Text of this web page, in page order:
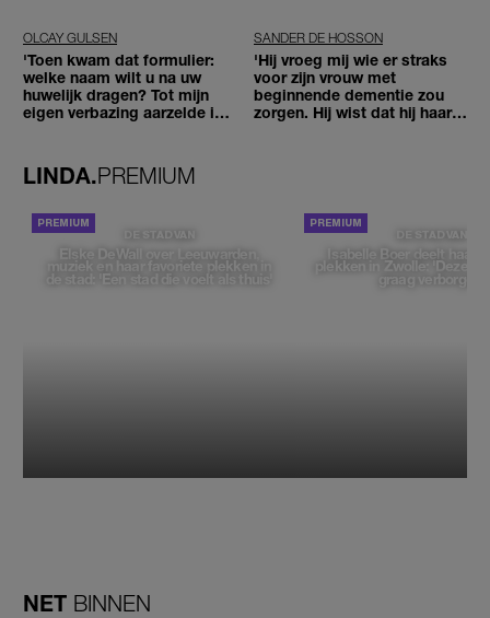
OLCAY GULSEN
'Toen kwam dat formulier:
welke naam wilt u na uw
huwelijk dragen? Tot mijn
eigen verbazing aarzelde ik
SANDER DE HOSSON
'Hij vroeg mij wie er straks
voor zijn vrouw met
beginnende dementie zou
zorgen. Hij wist dat hij haar
LINDA.PREMIUM
DE STAD VAN
Elske DeWall over Leeuwarden,
muziek en haar favoriete plekken in
de stad: 'Een stad die voelt als thuis'
DE STAD VAN
Isabelle Boer deelt haar
plekken in Zwolle: 'Deze
graag verborgen'
NET BINNEN